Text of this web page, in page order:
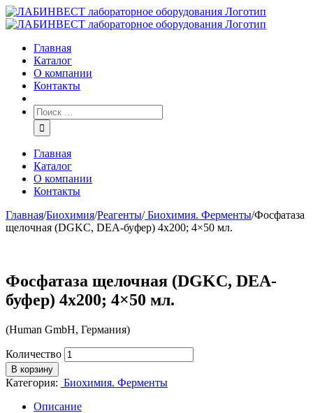
Главная
Каталог
О компании
Контакты
Главная
Каталог
О компании
Контакты
Главная/Биохимия/Реагенты/Биохимия. Ферменты/Фосфатаза
щелочная (DGKC, DEA-буфер) 4х200; 4×50 мл.
Фосфатаза щелочная (DGKC, DEA-
буфер) 4х200; 4×50 мл.
(Human GmbH, Германия)
Количество
В корзину
Категория: Биохимия. Ферменты
Описание